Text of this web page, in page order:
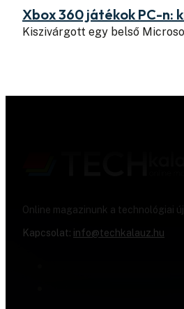
Xbox 360 játékok PC-
Kiszivárgott egy belső
Online magazinunk a technológiai
Kapcsolat: info@techkalauz.hu